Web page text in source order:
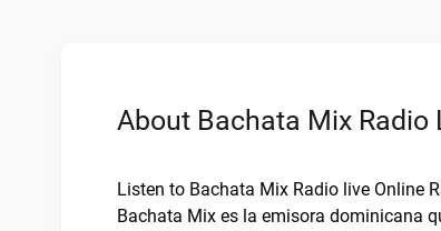
About Bachata Mix Radio
Listen to Bachata Mix Radio live Online
Bachata Mix es la emisora dominicana